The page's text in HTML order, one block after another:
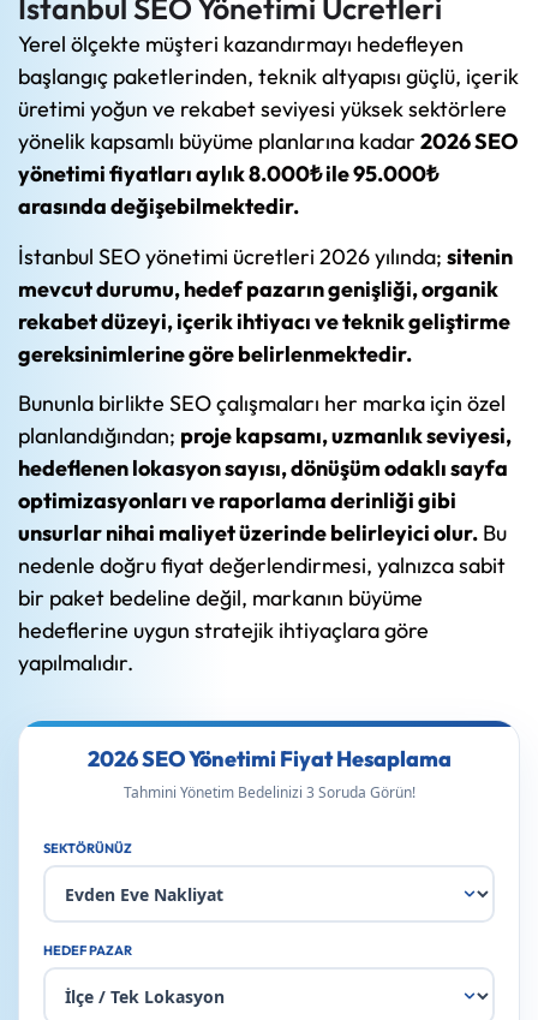
İstanbul SEO Yönetimi Ücretleri
Yerel ölçekte müşteri kazandırmayı hedefleyen
başlangıç paketlerinden, teknik altyapısı güçlü, içerik
üretimi yoğun ve rekabet seviyesi yüksek sektörlere
yönelik kapsamlı büyüme planlarına kadar 2026 SEO
yönetimi fiyatları aylık 8.000₺ ile 95.000₺
arasında değişebilmektedir.
İstanbul SEO yönetimi ücretleri 2026 yılında; sitenin
mevcut durumu, hedef pazarın genişliği, organik
rekabet düzeyi, içerik ihtiyacı ve teknik geliştirme
gereksinimlerine göre belirlenmektedir.
Bununla birlikte SEO çalışmaları her marka için özel
planlandığından; proje kapsamı, uzmanlık seviyesi,
hedeflenen lokasyon sayısı, dönüşüm odaklı sayfa
optimizasyonları ve raporlama derinliği gibi
unsurlar nihai maliyet üzerinde belirleyici olur. Bu
nedenle doğru fiyat değerlendirmesi, yalnızca sabit
bir paket bedeline değil, markanın büyüme
hedeflerine uygun stratejik ihtiyaçlara göre
yapılmalıdır.
2026 SEO Yönetimi Fiyat Hesaplama
Tahmini Yönetim Bedelinizi 3 Soruda Görün!
SEKTÖRÜNÜZ
HEDEF PAZAR